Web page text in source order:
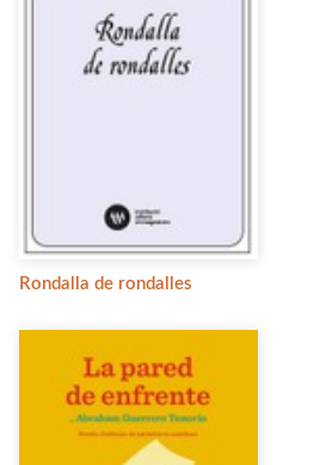
Rondalla de rondalles